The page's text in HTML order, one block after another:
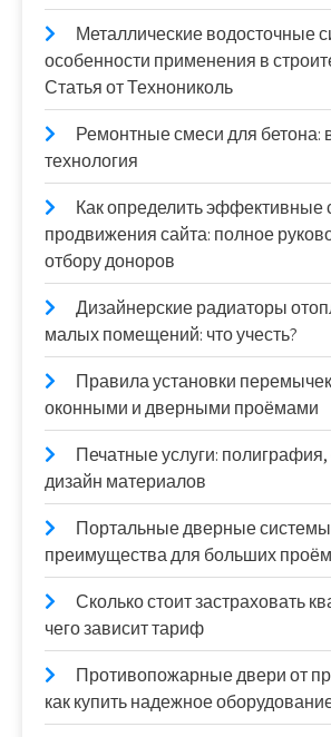
Металлические водосточные
особенности применения в
Статья от Технониколь
Ремонтные смеси для бетона:
технология
Как определить эффективные
продвижения сайта: полное
отбору доноров
Дизайнерские радиаторы
малых помещений: что учесть?
Правила установки
оконными и дверными проёмами
Печатные услуги:
дизайн материалов
Портальные дверные
преимущества для больших
Сколько стоит застраховать
чего зависит тариф
Противопожарные двери от
как купить надежное